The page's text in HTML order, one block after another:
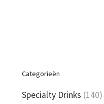
Categorieën
Specialty Drinks (140)